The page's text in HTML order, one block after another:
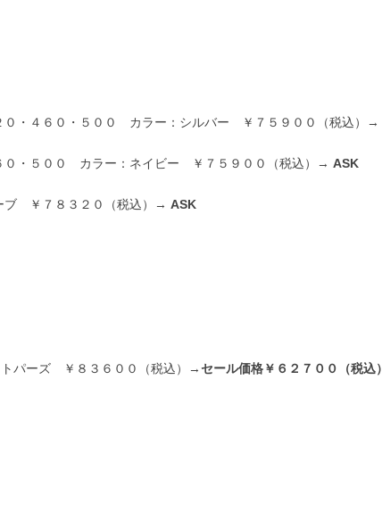
０・４６０・５００ カラー：シルバー ￥７５９００（税込）→
０・５００ カラー：ネイビー ￥７５９００（税込）→ ASK
ブ ￥７８３２０（税込）→ ASK
パーズ ￥８３６００（税込）→セール価格￥６２７００（税込）